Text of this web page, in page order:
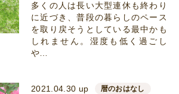
多くの人は長い大型連休も終わり
に近づき、普段の暮らしのペース
を取り戻そうとしている最中かも
しれません。湿度も低く過ごし
や…
2021.04.30 up 暦のおはなし